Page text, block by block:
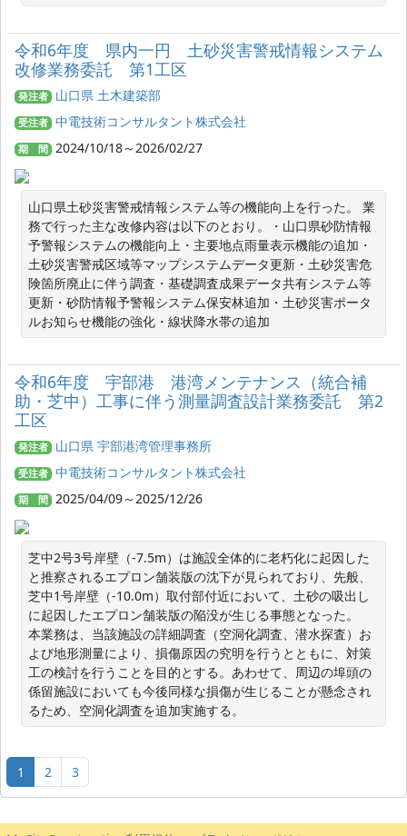
令和6年度 県内一円 土砂災害警戒情報システム
改修業務委託 第1工区
発注者 山口県 土木建築部
受注者 中電技術コンサルタント株式会社
期 間 2024/10/18～2026/02/27
山口県土砂災害警戒情報システム等の機能向上を行った。 業
務で行った主な改修内容は以下のとおり。・山口県砂防情報
予警報システムの機能向上・主要地点雨量表示機能の追加・
土砂災害警戒区域等マップシステムデータ更新・土砂災害危
険箇所廃止に伴う調査・基礎調査成果データ共有システム等
更新・砂防情報予警報システム保安林追加・土砂災害ポータ
ルお知らせ機能の強化・線状降水帯の追加
令和6年度 宇部港 港湾メンテナンス（統合補
助・芝中）工事に伴う測量調査設計業務委託 第2
工区
発注者 山口県 宇部港湾管理事務所
受注者 中電技術コンサルタント株式会社
期 間 2025/04/09～2025/12/26
芝中2号3号岸壁（-7.5m）は施設全体的に老朽化に起因した
と推察されるエプロン舗装版の沈下が見られており、先般、
芝中1号岸壁（-10.0m）取付部付近において、土砂の吸出し
に起因したエプロン舗装版の陥没が生じる事態となった。
本業務は、当該施設の詳細調査（空洞化調査、潜水探査）お
よび地形測量により、損傷原因の究明を行うとともに、対策
工の検討を行うことを目的とする。あわせて、周辺の埠頭の
係留施設においても今後同様な損傷が生じることが懸念され
るため、空洞化調査を追加実施する。
1 2 3